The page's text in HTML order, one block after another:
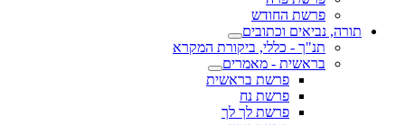
פרשת החודש
תורה, נביאים וכתובים
תנ"ך - כללי, ביקורת המקרא
בראשית - מאמרים
פרשת בראשית
פרשת נח
פרשת לך לך